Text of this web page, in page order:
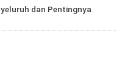
dan Pentingnya